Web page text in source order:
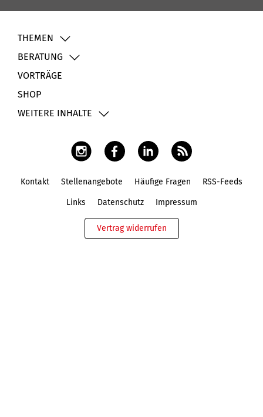
THEMEN
BERATUNG
VORTRÄGE
SHOP
WEITERE INHALTE
Kontakt Stellenangebote Häufige Fragen RSS-Feeds
Links Datenschutz Impressum
Vertrag widerrufen